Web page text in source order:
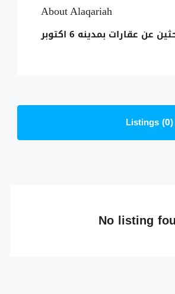
About Alaqariah
بمدينه 6 اكتوبر
Listings (0)
No listing